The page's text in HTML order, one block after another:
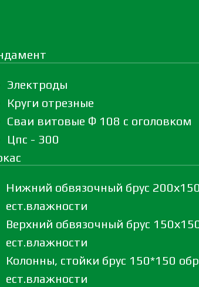
Электроды
Круги отрезные
Сваи витовые Ф 108 с оголовком
Цпс - 300
Нижний обвязочный брус
ест.влажности
Верхний обвязочный брус
ест.влажности
Колонны, стойки брус 150*150
ест.влажности